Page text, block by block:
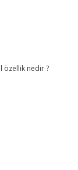
özellik nedir ?